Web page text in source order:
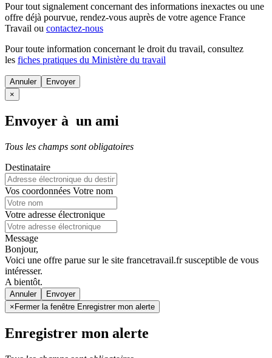
Pour tout signalement concernant des informations inexactes ou une
offre déjà pourvue, rendez-vous auprès de votre agence France
Travail ou contactez-nous
Pour toute information concernant le droit du travail, consultez
les fiches pratiques du Ministère du travail
Annuler
×
Envoyer à un ami
Tous les champs sont obligatoires
Destinataire
Vos coordonnées Votre nom
Votre adresse électronique
Message
Bonjour,
Voici une offre parue sur le site francetravail.fr susceptible de vous
intéresser.
A bientôt.
Annuler
× Fermer la fenêtre Enregistrer mon alerte
Enregistrer mon alerte